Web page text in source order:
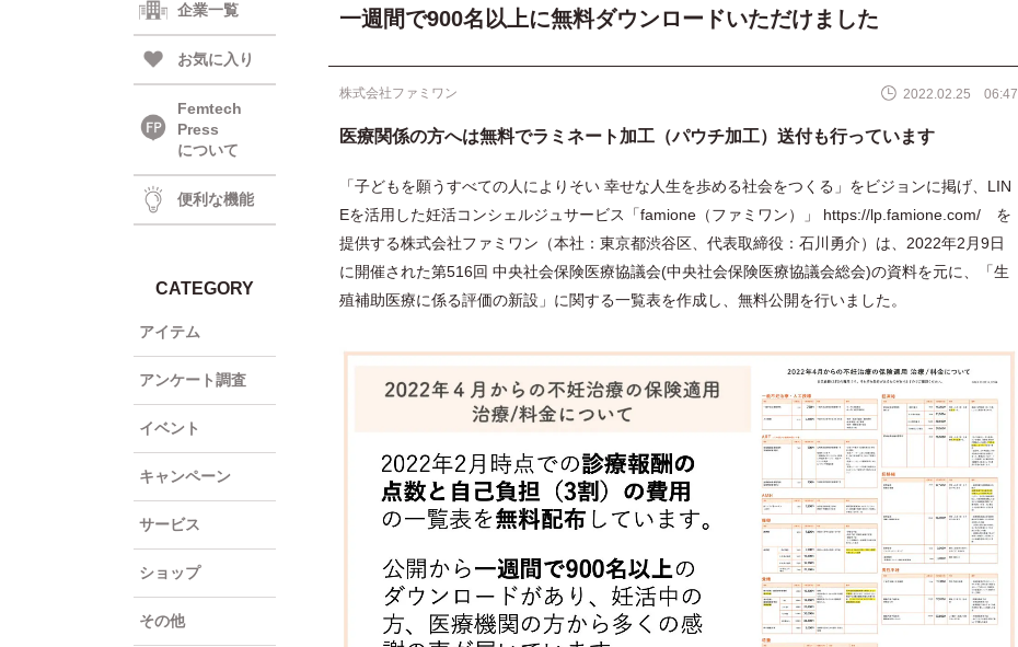
企業一覧
お気に入り
Femtech
Press
について
便利な機能
CATEGORY
アイテム
アンケート調査
イベント
キャンペーン
サービス
ショップ
その他
一週間で900名以上に無料ダウンロードいただけました
株式会社ファミワン 2022.02.25 06:47
医療関係の方へは無料でラミネート加工（パウチ加工）送付も行っています
「子どもを願うすべての人によりそい 幸せな人生を歩める社会をつくる」をビジョンに掲げ、LIN
Eを活用した妊活コンシェルジュサービス「famione（ファミワン）」 https://lp.famione.com/を
提供する株式会社ファミワン（本社：東京都渋谷区、代表取締役：石川勇介）は、2022年2月9日
に開催された第516回 中央社会保険医療協議会(中央社会保険医療協議会総会)の資料を元に、「生
殖補助医療に係る評価の新設」に関する一覧表を作成し、無料公開を行いました。